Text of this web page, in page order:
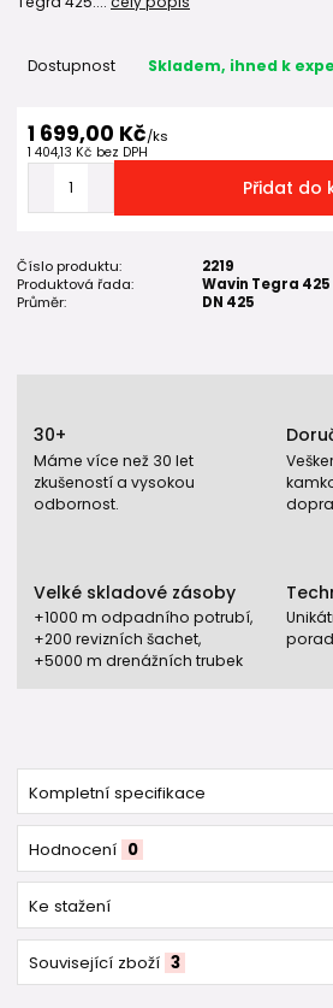
Dostupnost Skladem, ihned k
1 699,00 Kč/ks
1 404,13 Kč bez DPH
Přidat do
Číslo produktu:
2219
Produktová řada:
Wavin Tegra 425
Průměr:
DN 425
30+
Máme více než 30 let
zkušeností a vysokou
odbornost.
Velké skladové zásoby
+1000 m odpadního potrubí,
+200 revizních šachet,
+5000 m drenážních trubek
Kompletní specifikace
Hodnocení 0
Ke stažení
Související zboží 3